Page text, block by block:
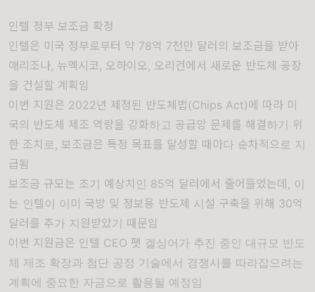
인텔 정부 보조금 확정
인텔은 미국 정부로부터 약 78억 7천만 달러의 보조금을 받아
애리조나, 뉴멕시코, 오하이오, 오리건에서 새로운 반도체 공장
을 건설할 계획임
이번 지원은 2022년 제정된 반도체법(Chips Act)에 따라 미
국의 반도체 제조 역량을 강화하고 공급망 문제를 해결하기 위
한 조치로, 보조금은 특정 목표를 달성할 때마다 순차적으로 지
급됨
보조금 규모는 초기 예상치인 85억 달러에서 줄어들었는데, 이
는 인텔이 이미 국방 및 정보용 반도체 시설 구축을 위해 30억
달러를 추가 지원받았기 때문임
이번 지원금은 인텔 CEO 팻 겔싱어가 추진 중인 대규모 반도
체 제조 확장과 첨단 공정 기술에서 경쟁사를 따라잡으려는
계획에 중요한 자금으로 활용될 예정임